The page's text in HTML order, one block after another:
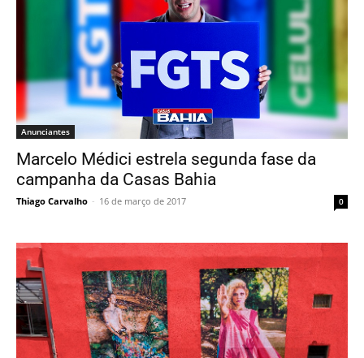
Anunciantes
Marcelo Médici estrela segunda fase da
campanha da Casas Bahia
Thiago Carvalho - 16 de março de 2017 0